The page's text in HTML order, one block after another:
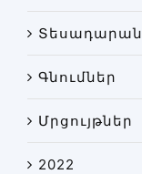
Տեսադարան
Գնումներ
Մրցույթներ
2022